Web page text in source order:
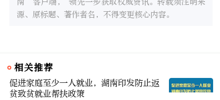
南”客户端， 领先一步获取权威资讯。转载须注明来
源、原标题、著作者名，不得变更核心内容。
相关推荐
促进家庭至少一人就业，湖南印发防止返
贫致贫就业帮扶政策